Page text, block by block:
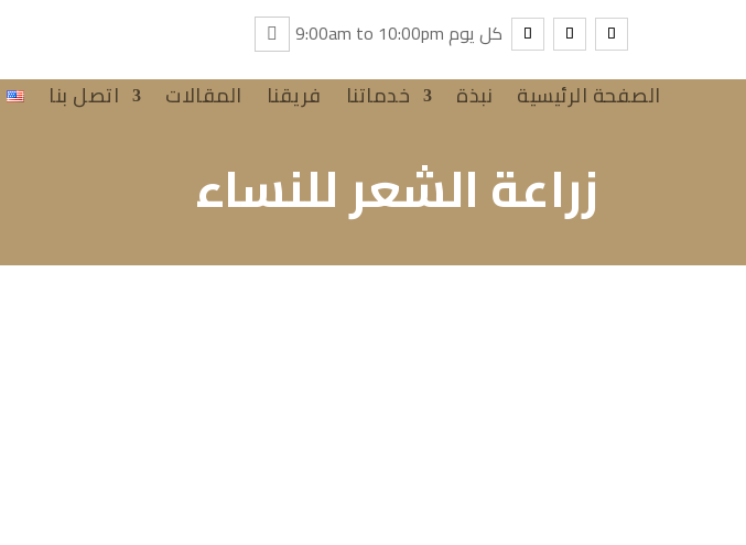
9:00am to 10:00pm كل يوم
الصفحة الرئيسية نبذة خدماتنا فريقنا المقالات اتصل بنا
زراعة الشعر للنساء